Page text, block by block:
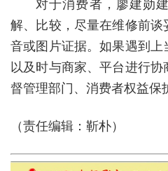
对于消费者，廖建勋
解、比较，尽量在维修前
音或图片证据。如果遇到
以及时与商家、平台进行
督管理部门、消费者权益保
（责任编辑：靳朴）